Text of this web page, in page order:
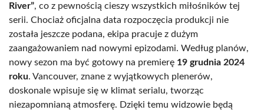
River”, co z pewnością cieszy wszystkich miłośników tej
serii. Chociaż oficjalna data rozpoczęcia produkcji nie
została jeszcze podana, ekipa pracuje z dużym
zaangażowaniem nad nowymi epizodami. Według planów,
nowy sezon ma być gotowy na premierę 19 grudnia 2024
roku. Vancouver, znane z wyjątkowych plenerów,
doskonale wpisuje się w klimat serialu, tworząc
niezapomnianą atmosferę. Dzięki temu widzowie będą